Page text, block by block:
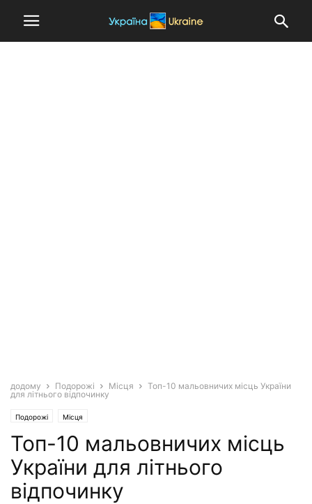
додому Подорожі Місця
Топ-10 мальовничих місць України
для літнього відпочинку
Подорожі Місця
Топ-10 мальовничих місць
України для літнього
відпочинку